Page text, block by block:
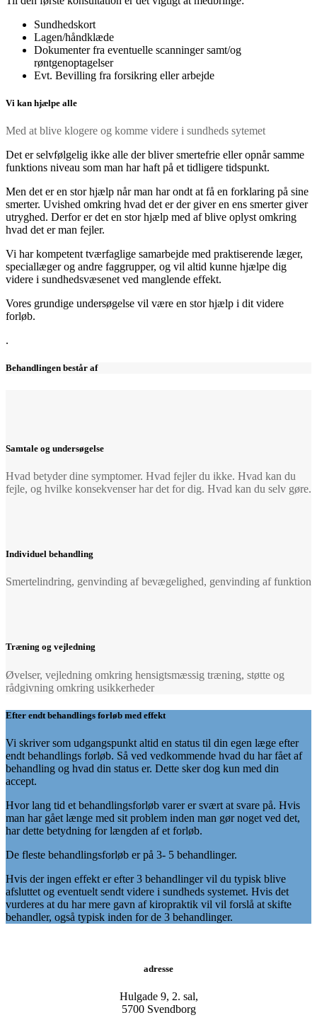
Sundhedskort
Lagen/håndklæde
Dokumenter fra eventuelle scanninger samt/og
røntgenoptagelser
Evt. Bevilling fra forsikring eller arbejde
Vi kan hjælpe alle
Med at blive klogere og komme videre i sundheds sytemet
Det er selvfølgelig ikke alle der bliver smertefrie eller opnår samme
funktions niveau som man har haft på et tidligere tidspunkt.
Men det er en stor hjælp når man har ondt at få en forklaring på sine
smerter. Uvished omkring hvad det er der giver en ens smerter giver
utryghed. Derfor er det en stor hjælp med af blive oplyst omkring
hvad det er man fejler.
Vi har kompetent tværfaglige samarbejde med praktiserende læger,
speciallæger og andre faggrupper, og vil altid kunne hjælpe dig
videre i sundhedsvæsenet ved manglende effekt.
Vores grundige undersøgelse vil være en stor hjælp i dit videre
forløb.
.
Behandlingen består af
Samtale og undersøgelse
Hvad betyder dine symptomer. Hvad fejler du ikke. Hvad kan du
fejle, og hvilke konsekvenser har det for dig. Hvad kan du selv gøre.
Individuel behandling
Smertelindring, genvinding af bevægelighed, genvinding af funktion
Træning og vejledning
Øvelser, vejledning omkring hensigtsmæssig træning, støtte og
rådgivning omkring usikkerheder
Efter endt behandlings forløb med effekt
Vi skriver som udgangspunkt altid en status til din egen læge efter
endt behandlings forløb. Så ved vedkommende hvad du har fået af
behandling og hvad din status er. Dette sker dog kun med din
accept.
Hvor lang tid et behandlingsforløb varer er svært at svare på. Hvis
man har gået længe med sit problem inden man gør noget ved det,
har dette betydning for længden af et forløb.
De fleste behandlingsforløb er på 3- 5 behandlinger.
Hvis der ingen effekt er efter 3 behandlinger vil du typisk blive
afsluttet og eventuelt sendt videre i sundheds systemet. Hvis det
vurderes at du har mere gavn af kiropraktik vil vil forslå at skifte
behandler, også typisk inden for de 3 behandlinger.
adresse
Hulgade 9, 2. sal,
​5700 Svendborg